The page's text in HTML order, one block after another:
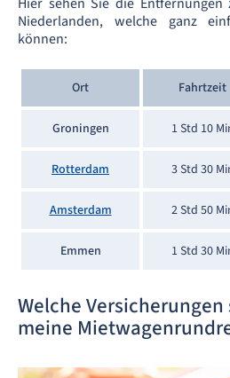
Niederlanden, welche ganz
können:
Ort Fahrtzeit
Groningen 1 Std 10
Rotterdam 3 Std 30
Amsterdam 2 Std 50
Emmen 1 Std 30
Welche
meine